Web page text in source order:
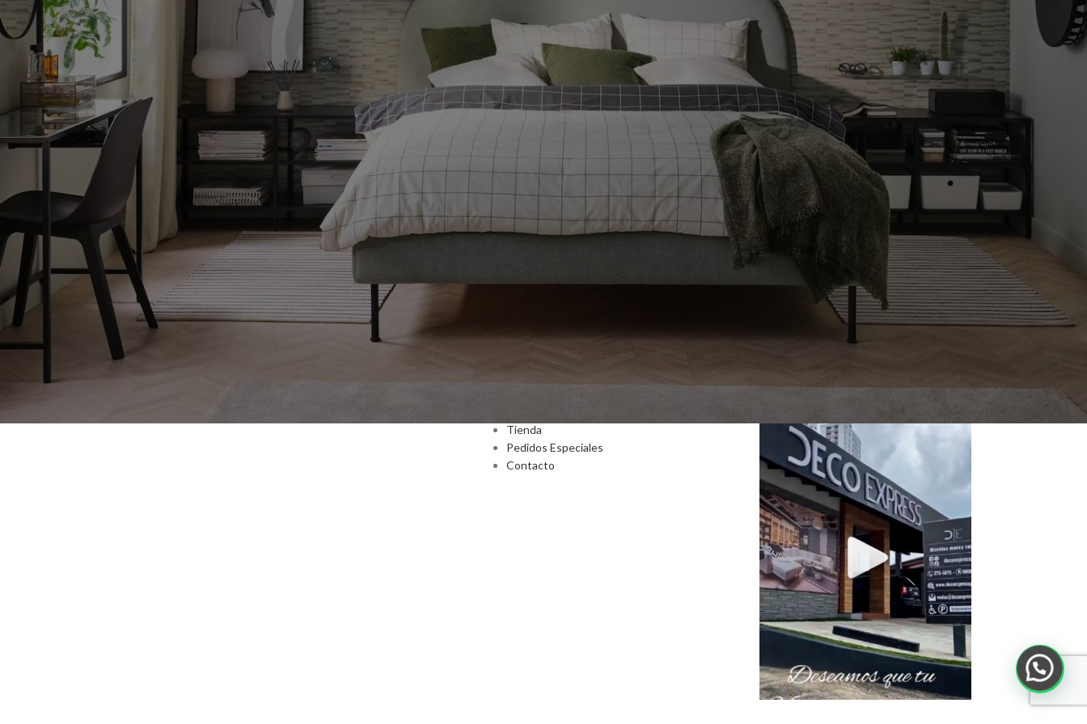
Tienda
Pedidos Especiales
Contacto
Toca debajo para ver el Video